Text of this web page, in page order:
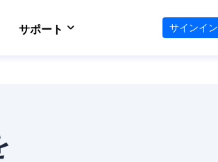
ンロード
サポート サインイン